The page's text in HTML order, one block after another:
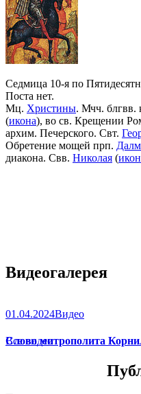
Седмица 10-я по
Поста нет.
Мц. Христины. Мчч. блгвв.
(икона), во св. Крещении
архим. Печерского. Свт.
Обретение мощей прп.
диакона. Свв. Николая (
Видеогалерея
01.04.2024Видео
Слово митрополита
Все видео